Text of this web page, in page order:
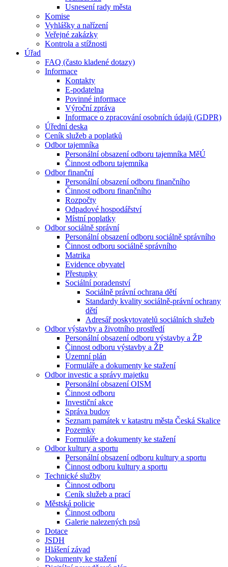
Usnesení rady města
Komise
Vyhlášky a nařízení
Veřejné zakázky
Kontrola a stížnosti
Úřad
FAQ (často kladené dotazy)
Informace
Kontakty
E-podatelna
Povinné informace
Výroční zpráva
Informace o zpracování osobních údajů (GDPR)
Úřední deska
Ceník služeb a poplatků
Odbor tajemníka
Personální obsazení odboru tajemníka MěÚ
Činnost odboru tajemníka
Odbor finanční
Personální obsazení odboru finančního
Činnost odboru finančního
Rozpočty
Odpadové hospodářství
Místní poplatky
Odbor sociálně správní
Personální obsazení odboru sociálně správního
Činnost odboru sociálně správního
Matrika
Evidence obyvatel
Přestupky
Sociální poradenství
Sociálně právní ochrana dětí
Standardy kvality sociálně-právní ochrany
dětí
Adresář poskytovatelů sociálních služeb
Odbor výstavby a životního prostředí
Personální obsazení odboru výstavby a ŽP
Činnost odboru výstavby a ŽP
Územní plán
Formuláře a dokumenty ke stažení
Odbor investic a správy majetku
Personální obsazení OISM
Činnost odboru
Investiční akce
Správa budov
Seznam památek v katastru města Česká Skalice
Pozemky
Formuláře a dokumenty ke stažení
Odbor kultury a sportu
Personální obsazení odboru kultury a sportu
Činnost odboru kultury a sportu
Technické služby
Činnost odboru
Ceník služeb a prací
Městská policie
Činnost odboru
Galerie nalezených psů
Dotace
JSDH
Hlášení závad
Dokumenty ke stažení